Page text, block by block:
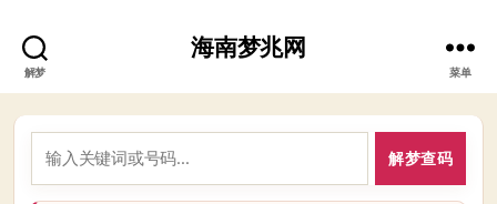
解梦
海南梦兆网
菜单
解梦查码